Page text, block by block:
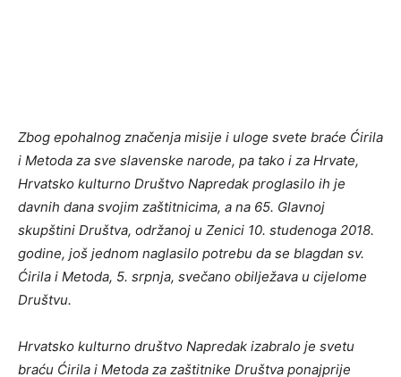
Zbog epohalnog značenja misije i uloge svete braće Ćirila
i Metoda za sve slavenske narode, pa tako i za Hrvate,
Hrvatsko kulturno Društvo Napredak proglasilo ih je
davnih dana svojim zaštitnicima, a na 65. Glavnoj
skupštini Društva, održanoj u Zenici 10. studenoga 2018.
godine, još jednom naglasilo potrebu da se blagdan sv.
Ćirila i Metoda, 5. srpnja, svečano obilježava u cijelome
Društvu.
Hrvatsko kulturno društvo Napredak izabralo je svetu
braću Ćirila i Metoda za zaštitnike Društva ponajprije